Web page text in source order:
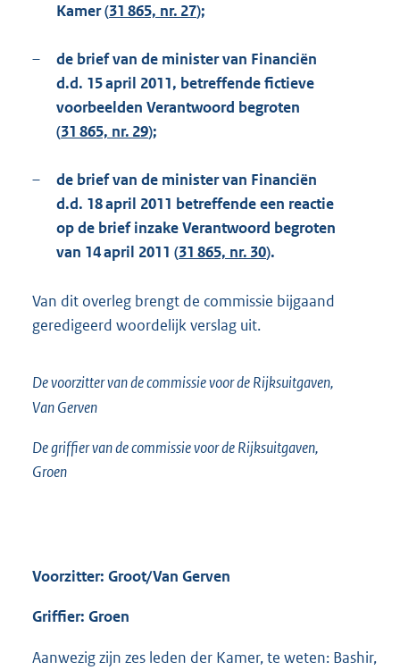
Kamer (31 865, nr. 27);
–
de brief van de minister van Financiën
d.d. 15 april 2011, betreffende fictieve
voorbeelden Verantwoord begroten
(31 865, nr. 29);
–
de brief van de minister van Financiën
d.d. 18 april 2011 betreffende een reactie
op de brief inzake Verantwoord begroten
van 14 april 2011 (31 865, nr. 30).
Van dit overleg brengt de commissie bijgaand
geredigeerd woordelijk verslag uit.
De voorzitter van de commissie voor de Rijksuitgaven,
Van Gerven
De griffier van de commissie voor de Rijksuitgaven,
Groen
Voorzitter: Groot/Van Gerven
Griffier: Groen
Aanwezig zijn zes leden der Kamer, te weten: Bashir,